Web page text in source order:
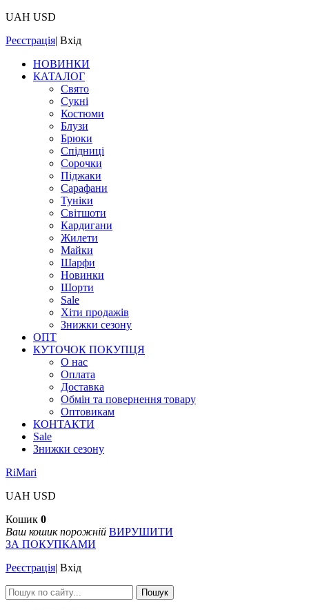
UAH USD
Реєстрація| Вхід
НОВИНКИ
КАТАЛОГ
Свято
Сукні
Костюми
Блузи
Брюки
Спідниці
Сорочки
Піджаки
Сарафани
Туніки
Світшоти
Кардигани
Жилети
Майки
Шарфи
Новинки
Шорти
Sale
Хіти продажів
Знижки сезону
ОПТ
КУТОЧОК ПОКУПЦЯ
О нас
Оплата
Доставка
Обмін та повернення товару
Оптовикам
КОНТАКТИ
Sale
Знижки сезону
RiMari
UAH USD
Кошик 0
Ваш кошик порожній ВИРУШИТИ
ЗА ПОКУПКАМИ
Реєстрація| Вхід
Пошук